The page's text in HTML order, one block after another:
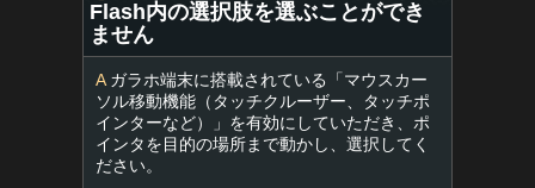
Flash内の選択肢を選ぶことができ
ません
Aガラホ端末に搭載されている「マウスカー
ソル移動機能（タッチクルーザー、タッチポ
インターなど）」を有効にしていただき、ポ
インタを目的の場所まで動かし、選択してく
ださい。